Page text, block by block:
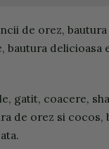
de orez,
bautura
gatit, coacere,
de orez si cocos,